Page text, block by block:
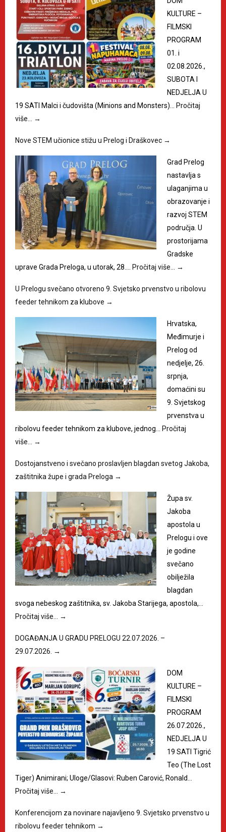
KULTURE –
FILMSKI
PROGRAM
01. i
02.08.2026.,
SUBOTA I
NEDJELJA U
19 SATI Malci i čudovišta (Minions and Monsters)…
Pročitaj
više…
→
Nove STEM učionice stižu u Prelog i Draškovec →
Grad Prelog
nastavlja s
ulaganjima u
obrazovanje i
razvoj STEM
područja. U
prostorijama
Gradske
uprave Grada Preloga, u utorak, 28.…
Pročitaj više… →
U Prelogu svečano otvoreno 9. Svjetsko prvenstvo u ribolovu
feeder tehnikom za klubove →
Hrvatska,
Međimurje i
Prelog od
nedjelje, 26.
srpnja,
domaćini su
9. Svjetskog
prvenstva u
ribolovu feeder tehnikom za klubove, jednog…
Pročitaj
više…
→
Dostojanstveno i svečano proslavljen blagdan svetog Jakoba,
zaštitnika župe i grada Preloga →
Župa sv.
Jakoba
apostola u
Prelogu i ove
je godine
svečano
obilježila
blagdan
svoga nebeskog zaštitnika, sv. Jakoba Starijega, apostola,…
Pročitaj više…
→
DOGAĐANJA U GRADU PRELOGU 22.07.2026. –
29.07.2026. →
DOM
KULTURE –
FILMSKI
PROGRAM
26.07.2026.,
NEDJELJA U
19 SATI Tigrić
Teo (The Lost
Tiger) Animirani; Uloge/Glasovi: Ruben Carović, Ronald…
Pročitaj više…
→
Konferencijom za novinare najavljeno 9. Svjetsko prvenstvo u
ribolovu feeder tehnikom →